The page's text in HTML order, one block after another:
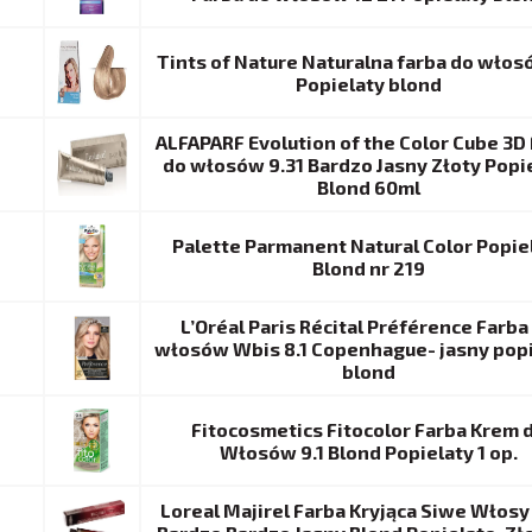
Tints of Nature Naturalna farba do
Popielaty blond
ALFAPARF Evolution of the Color Cube 3D
do włosów 9.31 Bardzo Jasny Złoty
Blond 60ml
Palette Parmanent Natural Color
Blond nr 219
L’Oréal Paris Récital Préférence
włosów Wbis 8.1 Copenhague- jasny
blond
Fitocosmetics Fitocolor Farba Krem
Włosów 9.1 Blond Popielaty 1 op.
Loreal Majirel Farba Kryjąca Siwe Włosy